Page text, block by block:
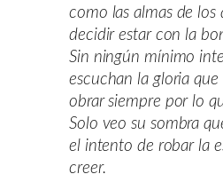
como las almas de los
decidir estar con la
Sin ningún mínimo
escuchan la gloria
obrar siempre por lo
Solo veo su sombra
el intento de robar la
creer.